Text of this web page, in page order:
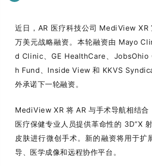
近日，AR 医疗科技公司 MediView XR
万美元战略融资。本轮融资由 Mayo
d Clinic、GE HealthCare、JobsOhio
h Fund、Inside View 和 KKVS
外承诺下一轮融资。
MediView XR 将 AR 与手术导航相结合
医疗保健专业人员提供革命性的 3D“X
皮肤进行微创手术。新的融资将用于扩
导、医学成像和远程协作平台。